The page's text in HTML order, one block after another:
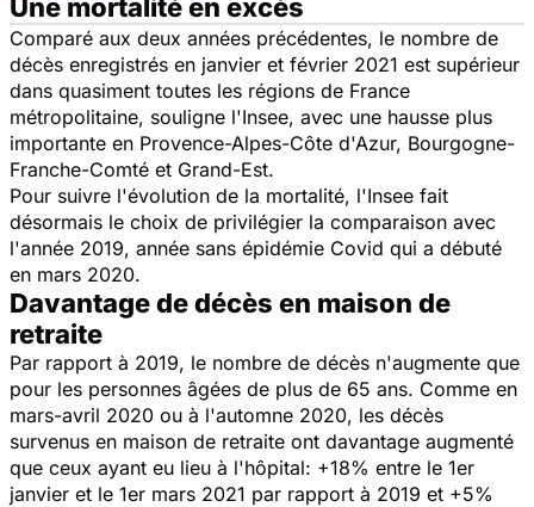
Une mortalité en excès
Comparé aux deux années précédentes, le nombre de
décès enregistrés en janvier et février 2021 est supérieur
dans quasiment toutes les régions de France
métropolitaine, souligne l'Insee, avec une hausse plus
importante en Provence-Alpes-Côte d'Azur, Bourgogne-
Franche-Comté et Grand-Est.
Pour suivre l'évolution de la mortalité, l'Insee fait
désormais le choix de privilégier la comparaison avec
l'année 2019, année sans épidémie Covid qui a débuté
en mars 2020.
Davantage de décès en maison de
retraite
Par rapport à 2019, le nombre de décès n'augmente que
pour les personnes âgées de plus de 65 ans. Comme en
mars-avril 2020 ou à l'automne 2020, les décès
survenus en maison de retraite ont davantage augmenté
que ceux ayant eu lieu à l'hôpital: +18% entre le 1er
janvier et le 1er mars 2021 par rapport à 2019 et +5%